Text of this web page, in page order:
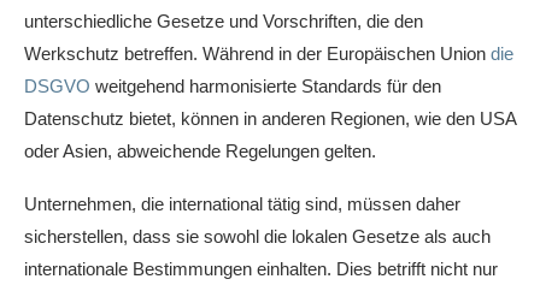
unterschiedliche Gesetze und Vorschriften, die den
Werkschutz betreffen. Während in der Europäischen Union die
DSGVO weitgehend harmonisierte Standards für den
Datenschutz bietet, können in anderen Regionen, wie den USA
oder Asien, abweichende Regelungen gelten.
Unternehmen, die international tätig sind, müssen daher
sicherstellen, dass sie sowohl die lokalen Gesetze als auch
internationale Bestimmungen einhalten. Dies betrifft nicht nur